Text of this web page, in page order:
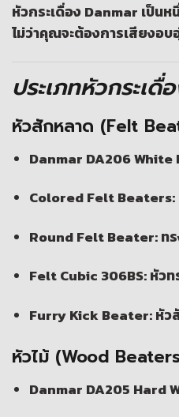
หัวกระเดื่อง Danmar เป็น
ไม่ว่าคุณจะต้องการเสียงอ
ประเภทหัวกระเ
หัวสักหลาด (Felt
Danmar DA206 White
Colored Felt Beaters:
Round Felt Beater:ท
Felt Cubic 306BS:หัวท
Furry Kick Beater:หัว
หัวไม้ (Wood
Danmar DA205 Hard